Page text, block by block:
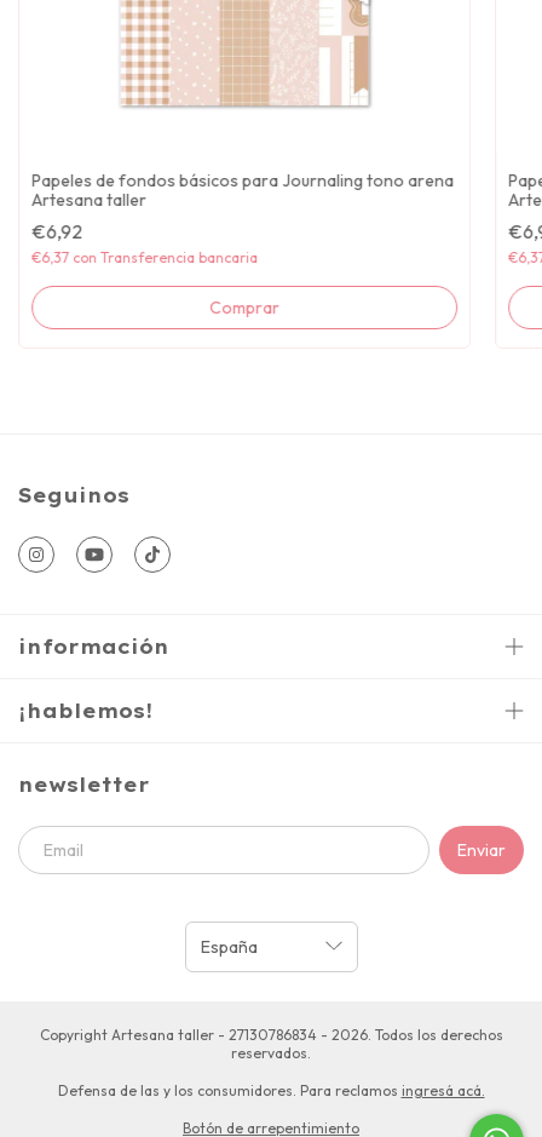
Papeles de fondos básicos para Journaling tono arena
Artesana taller
€6,92
€6,37 con Transferencia bancaria
Seguinos
información
¡hablemos!
newsletter
Copyright Artesana taller - 27130786834 - 2026. Todos los derechos
reservados.
Defensa de las y los consumidores. Para reclamos ingresá acá.
Botón de arrepentimiento